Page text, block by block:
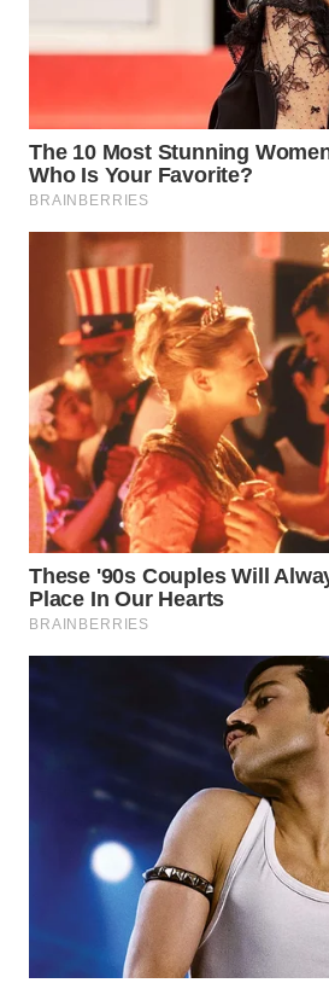
WN
SEMARANG
SOLO
WN
BOROBUDUR
WN
MADURA
WN
SURABAYA
WN
NATUNA
WN
LIKUPANG
LABUANBAJO